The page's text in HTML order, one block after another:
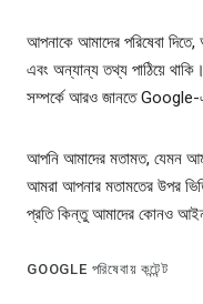
আপনাকে আমাদের পরিষেবা
এবং অন্যান্য তথ্য পাঠিয়ে
সম্পর্কে আরও জানতে
আপনি আমাদের মতামত, যেমন
আমরা আপনার মতামতের উপর
প্রতি কিন্তু আমাদের কোনও
GOOGLE পরিষেবায় কন্টেন্ট